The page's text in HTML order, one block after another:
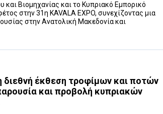
και Βιομηχανίας και το Κυπριακό Εμπορικό
στην 31η KAVALA EXPO, συνεχίζοντας μια
στην Ανατολική Μακεδονία και
διεθνή έκθεση τροφίμων και ποτών
και προβολή κυπριακών